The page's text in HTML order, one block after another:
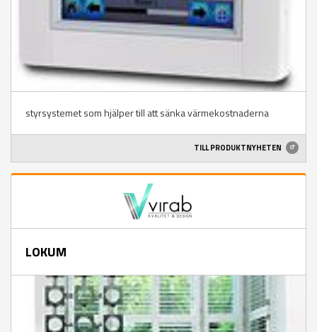
styrsystemet som hjälper till att sänka värmekostnaderna
TILL PRODUKTNYHETEN
LOKUM